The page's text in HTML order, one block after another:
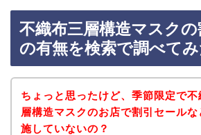
不織布三層構造マスク
の有無を検索で調べてみ
ちょっと思ったけど、季節限定で不
層構造マスクのお店で割引セールな
施していないの？